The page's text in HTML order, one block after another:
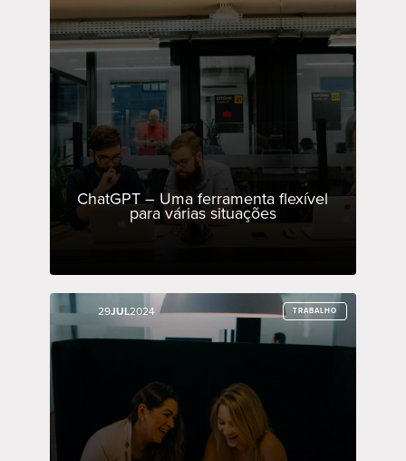
ChatGPT – Uma ferramenta flexível
para várias situações
29JUL2024 TRABALHO
29JUL2024 TRABALHO